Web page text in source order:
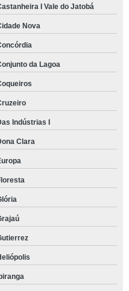
I Vale do Jatobá
Nova
da Lagoa
Indústrias I
Clara